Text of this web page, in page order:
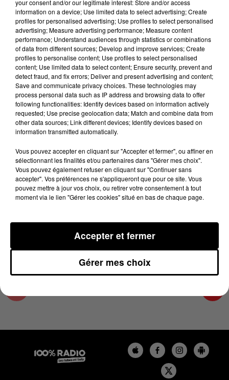
Lecture (2 min 21 sec)
100%
100% Radio les infos de l'Ariege
26 mai 2025 - 2 min 21 sec
LES INFOS DE L'ARIEGE DU 26/05/2025 À
14H00
Podcasts infos de l'Ariège
your consent and/or our legitimate interest: Store and/or access
information on a device; Use limited data to select advertising; Create
profiles for personalised advertising; Use profiles to select personalised
advertising; Measure advertising performance; Measure content
performance; Understand audiences through statistics or combinations
of data from different sources; Develop and improve services; Create
profiles to personalise content; Use profiles to select personalised
content; Use limited data to select content; Ensure security, prevent and
detect fraud, and fix errors; Deliver and present advertising and content;
Save and communicate privacy choices. These technologies may
process personal data such as IP address and browsing data to offer
following functionalities: Identify devices based on information actively
requested; Use precise geolocation data; Match and combine data from
other data sources; Link different devices; Identify devices based on
information transmitted automatically.
Vous pouvez accepter en cliquant sur "Accepter et fermer", ou affiner en
sélectionnant les finalités et/ou partenaires dans "Gérer mes choix".
Vous pouvez également refuser en cliquant sur "Continuer sans
accepter". Vos préférences ne s'appliqueront que pour ce site. Vous
pouvez mettre à jour vos choix, ou retirer votre consentement à tout
moment via le lien "Gérer les cookies" situé en bas de chaque page.
Gérer mes choix
Accepter et fermer